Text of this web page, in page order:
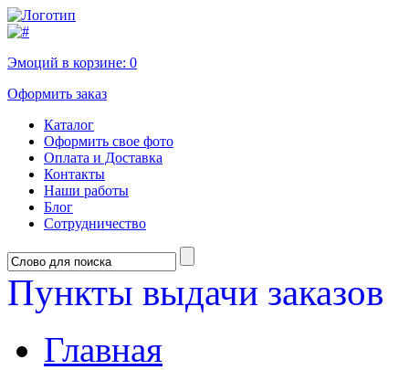
Эмоций в корзине: 0
Оформить заказ
Каталог
Оформить свое фото
Оплата и Доставка
Контакты
Наши работы
Блог
Сотрудничество
Пункты выдачи заказов
Главная